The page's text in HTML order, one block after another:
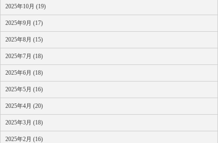
2025年10月 (19)
2025年9月 (17)
2025年8月 (15)
2025年7月 (18)
2025年6月 (18)
2025年5月 (16)
2025年4月 (20)
2025年3月 (18)
2025年2月 (16)